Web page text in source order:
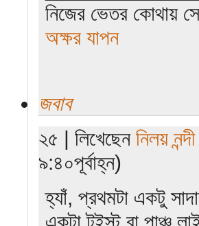
নিজের ভেতর কোথায়
অক্ষর যাপন
জবাব
২৫ | লিখেছেন নিলয় নন্দী
৯:৪০পূর্বাহ্ন)
হ্যাঁ, প্রথমটা একটু
একটা টুইস্ট বা পাঞ্চ